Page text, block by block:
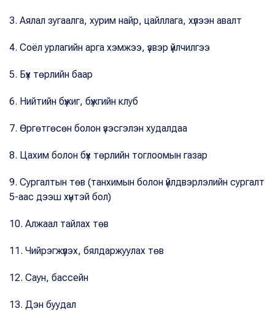
3. Аялал зугаалга, хурим найр, цайллага, хүлээн авалт
4. Соёл урлагийн арга хэмжээ, үзвэр үйлчилгээ
5. Бүх төрлийн баар
6. Нийтийн бүжиг, бүжгийн клуб
7. Өргөтгөсөн болон үзэсгэлэн худалдаа
8. Цахим болон бүх төрлийн тоглоомын газар
9. Сургалтын төв (танхимын болон үйлдвэрлэлийн сургалт
5-аас дээш хүнтэй бол)
10. Алжаал тайлах төв
11. Чийрэгжүүлэх, бялдаржуулах төв
12. Саун, бассейн
13. Дэн буудал